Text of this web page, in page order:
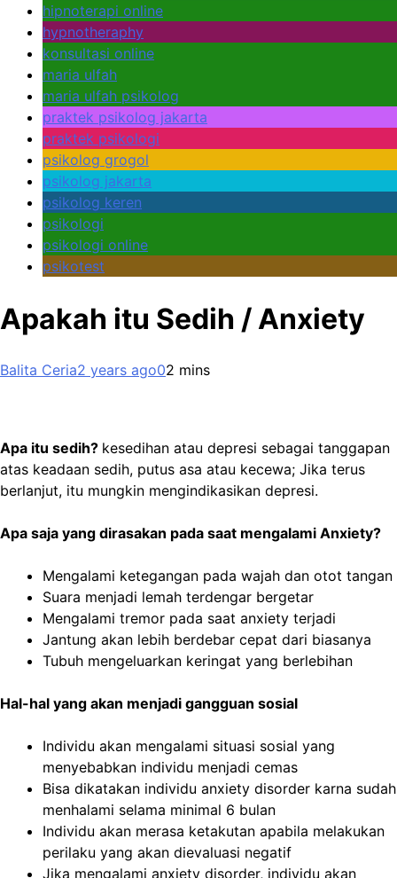
hipnoterapi online
hypnotheraphy
konsultasi online
maria ulfah
maria ulfah psikolog
praktek psikolog jakarta
praktek psikologi
psikolog grogol
psikolog jakarta
psikolog keren
psikologi
psikologi online
psikotest
Apakah itu Sedih / Anxiety
Balita Ceria2 years ago02 mins
Apa itu sedih? kesedihan atau depresi sebagai tanggapan
atas keadaan sedih, putus asa atau kecewa; Jika terus
berlanjut, itu mungkin mengindikasikan depresi.
Apa saja yang dirasakan pada saat mengalami Anxiety?
Mengalami ketegangan pada wajah dan otot tangan
Suara menjadi lemah terdengar bergetar
Mengalami tremor pada saat anxiety terjadi
Jantung akan lebih berdebar cepat dari biasanya
Tubuh mengeluarkan keringat yang berlebihan
Hal-hal yang akan menjadi gangguan sosial
Individu akan mengalami situasi sosial yang
menyebabkan individu menjadi cemas
Bisa dikatakan individu anxiety disorder karna sudah
menhalami selama minimal 6 bulan
Individu akan merasa ketakutan apabila melakukan
perilaku yang akan dievaluasi negatif
Jika mengalami anxiety disorder, individu akan